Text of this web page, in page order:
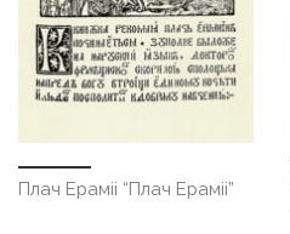
Плач Ераміі “Плач Ераміі”